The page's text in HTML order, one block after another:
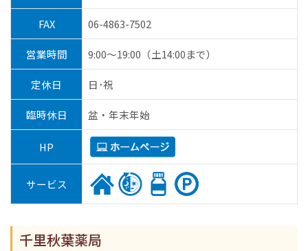
FAX 06-4863-7502
営業時間 9:00～19:00（土14:00まで）
定休日 日･祝
臨時休日 盆・年末年始
HP
サービス
千里秋葉薬局